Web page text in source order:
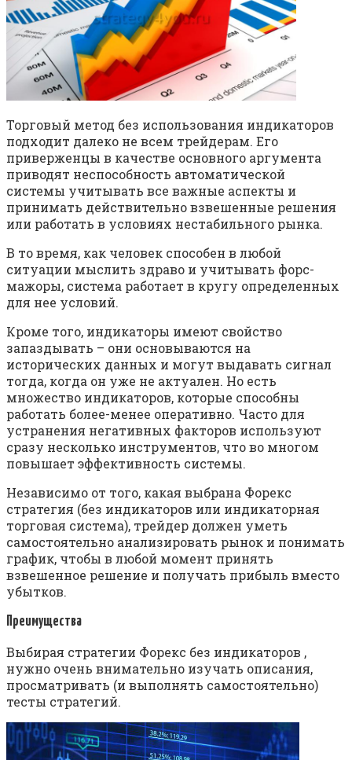
Торговый метод без использования индикаторов
подходит далеко не всем трейдерам. Его
приверженцы в качестве основного аргумента
приводят неспособность автоматической
системы учитывать все важные аспекты и
принимать действительно взвешенные решения
или работать в условиях нестабильного рынка.
В то время, как человек способен в любой
ситуации мыслить здраво и учитывать форс-
мажоры, система работает в кругу определенных
для нее условий.
Кроме того, индикаторы имеют свойство
запаздывать – они основываются на
исторических данных и могут выдавать сигнал
тогда, когда он уже не актуален. Но есть
множество индикаторов, которые способны
работать более-менее оперативно. Часто для
устранения негативных факторов используют
сразу несколько инструментов, что во многом
повышает эффективность системы.
Независимо от того, какая выбрана Форекс
стратегия (без индикаторов или индикаторная
торговая система), трейдер должен уметь
самостоятельно анализировать рынок и понимать
график, чтобы в любой момент принять
взвешенное решение и получать прибыль вместо
убытков.
Преимущества
Выбирая стратегии Форекс без индикаторов ,
нужно очень внимательно изучать описания,
просматривать (и выполнять самостоятельно)
тесты стратегий.